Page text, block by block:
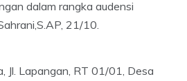
dalam rangka audensi
21/10.
Jl. Lapangan, RT 01/01, Desa